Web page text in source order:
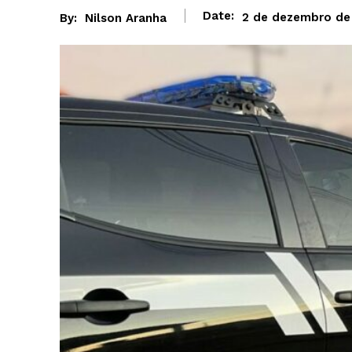
By: Nilson Aranha Date: 2 de dezembro